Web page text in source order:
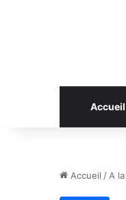
Accueil
Accueil / A